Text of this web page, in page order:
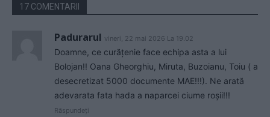
17 COMENTARII
Padurarul vineri, 22 mai 2026 La 19.02
Doamne, ce curățenie face echipa asta a lui
Bolojan!! Oana Gheorghiu, Miruta, Buzoianu, Toiu ( a
desecretizat 5000 documente MAE!!!). Ne arată
adevarata fata hada a naparcei ciume roșii!!!
Răspundeți